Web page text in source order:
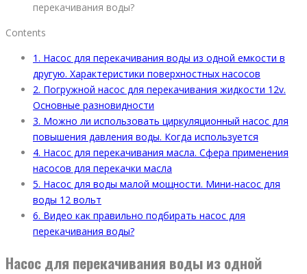
перекачивания воды?
Contents
1. Насос для перекачивания воды из одной емкости в
другую. Характеристики поверхностных насосов
2. Погружной насос для перекачивания жидкости 12v.
Основные разновидности
3. Можно ли использовать циркуляционный насос для
повышения давления воды. Когда используется
4. Насос для перекачивания масла. Сфера применения
насосов для перекачки масла
5. Насос для воды малой мощности. Мини-насос для
воды 12 вольт
6. Видео как правильно подбирать насос для
перекачивания воды?
Насос для перекачивания воды из одной